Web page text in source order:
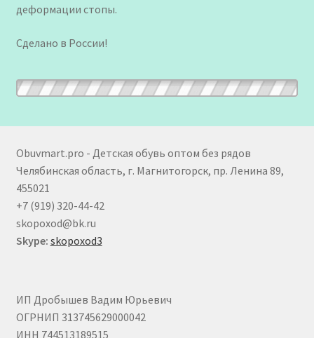
деформации стопы.
Сделано в России!
Obuvmart.pro - Детская обувь оптом без рядов
Челябинская область, г. Магнитогорск, пр. Ленина 89,
455021
+7 (919) 320-44-42
skopoxod@bk.ru
Skype: skopoxod3
ИП Дробышев Вадим Юрьевич
ОГРНИП 313745629000042
ИНН 744513189515